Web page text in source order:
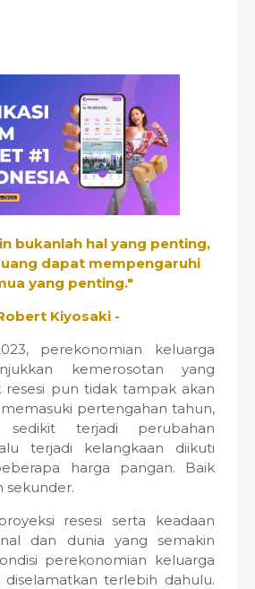
bukanlah hal yang penting,
dapat mempengaruhi
yang penting."
Kiyosaki -
perekonomian keluarga
kemerosotan yang
resesi pun tidak tampak akan
pertengahan tahun,
terjadi perubahan
terjadi kelangkaan diikuti
harga pangan. Baik
sekunder.
resesi serta keadaan
dan dunia yang semakin
perekonomian keluarga
diselamatkan terlebih dahulu.